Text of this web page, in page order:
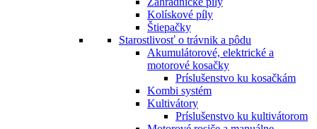
Kolískové píly
Štiepačky
Starostlivosť o trávnik a pôdu
Akumulátorové, elektrické a
motorové kosačky
Príslušenstvo ku kosačkám
Kombi systém
Kultivátory
Príslušenstvo ku kultivátorom